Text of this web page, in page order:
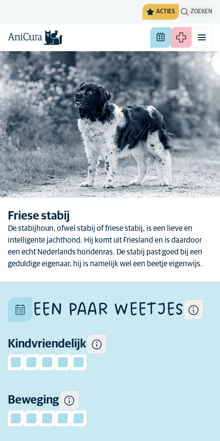
ACTIES ZOEKEN
Friese stabij
De stabijhoun, ofwel stabij of friese stabij, is een lieve en
intelligente jachthond. Hij komt uit Friesland en is daardoor
een echt Nederlands hondenras. De stabij past goed bij een
geduldige eigenaar, hij is namelijk wel een beetje eigenwijs.
EEN PAAR WEETJES
Kindvriendelijk
Beweging
Elke hond is uniek en ook
honden van elkaar.
Sommige honden zijn
speelser en socialer bij
kinderen en accepteren het
gedrag van kinderen beter
Hoeveel beweging dit ras
dagelijks nodig heeft.
hondenbezitter u nodig heeft
om dit ras te nemen.